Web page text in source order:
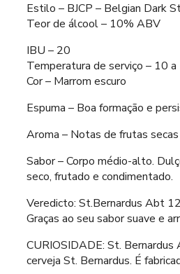
Estilo – BJCP – Belgian Dark
Teor de álcool – 10% ABV
IBU – 20
Temperatura de serviço – 10 a
Cor – Marrom escuro
Espuma – Boa formação e
Aroma – Notas de frutas secas
Sabor – Corpo médio-alto.
seco, frutado e condimentado.
Veredicto: St.Bernardus Abt
Graças ao seu sabor suave e
CURIOSIDADE: St. Bernardus
cerveja St. Bernardus. É